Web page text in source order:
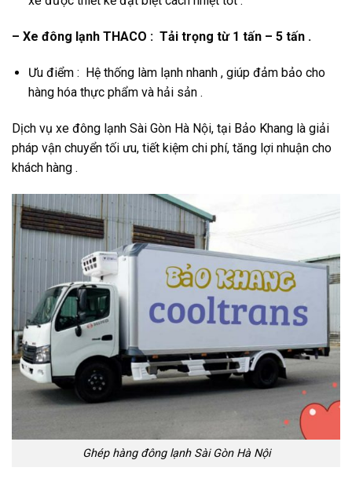
– Xe đông lạnh THACO : Tải trọng từ 1 tấn – 5 tấn .
Ưu điểm : Hệ thống làm lạnh nhanh , giúp đảm bảo cho
hàng hóa thực phẩm và hải sản .
Dịch vụ xe đông lạnh Sài Gòn Hà Nội, tại Bảo Khang là giải
pháp vận chuyển tối ưu, tiết kiệm chi phí, tăng lợi nhuận cho
khách hàng .
Ghép hàng đông lạnh Sài Gòn Hà Nội